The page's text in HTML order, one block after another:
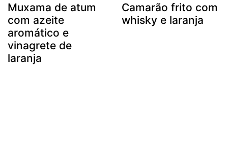
Muxama de atum
com azeite
aromático e
vinagrete de
laranja
Camarão frito com
whisky e laranja